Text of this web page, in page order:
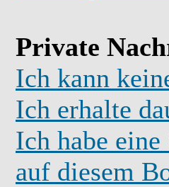
Private
Ich kann
Ich erhalte
Ich habe
auf diesem